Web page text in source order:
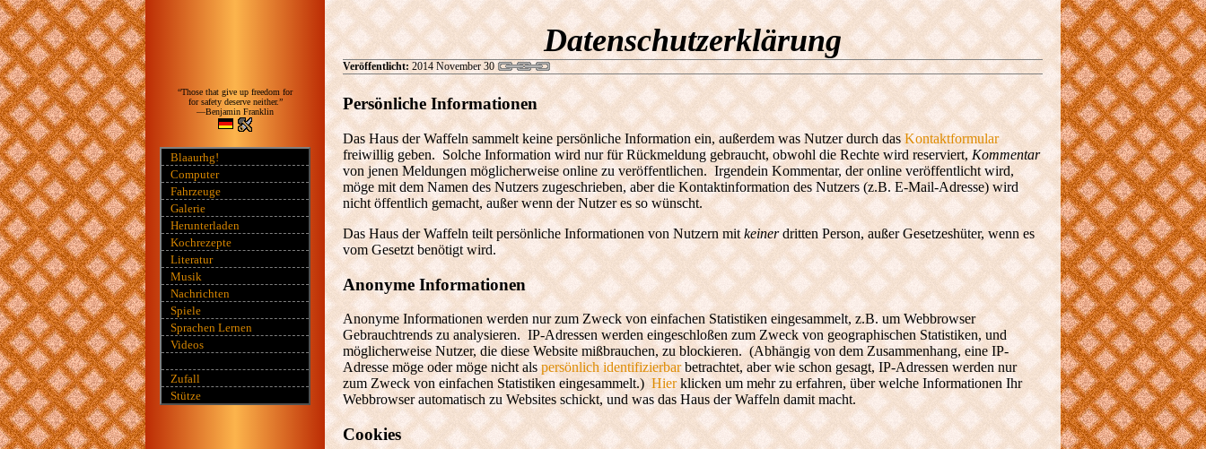
“Those that give up freedom for
for safety deserve neither.”
—Benjamin Franklin
Blaaurhg!
Computer
Fahrzeuge
Galerie
Herunterladen
Kochrezepte
Literatur
Musik
Nachrichten
Spiele
Sprachen Lernen
Videos
Zufall
Stütze
Datenschutzerklärung
Veröffentlicht: 2014 November 30
Persönliche Informationen
Das Haus der Waffeln sammelt keine persönliche Information ein, außerdem was Nutzer durch das Kontaktformular
freiwillig geben. Solche Information wird nur für Rückmeldung gebraucht, obwohl die Rechte wird reserviert, Kommentar
von jenen Meldungen möglicherweise online zu veröffentlichen. Irgendein Kommentar, der online veröffentlicht wird,
möge mit dem Namen des Nutzers zugeschrieben, aber die Kontaktinformation des Nutzers (z.B. E-Mail-Adresse) wird
nicht öffentlich gemacht, außer wenn der Nutzer es so wünscht.
Das Haus der Waffeln teilt persönliche Informationen von Nutzern mit keinerdritten Person, außer Gesetzeshüter, wenn es
vom Gesetzt benötigt wird.
Anonyme Informationen
Anonyme Informationen werden nur zum Zweck von einfachen Statistiken eingesammelt, z.B. um Webbrowser
Gebrauchtrends zu analysieren. IP-Adressen werden eingeschloßen zum Zweck von geographischen Statistiken, und
möglicherweise Nutzer, die diese Website mißbrauchen, zu blockieren. (Abhängig von dem Zusammenhang, eine IP-
Adresse möge oder möge nicht alspersönlich identifizierbarbetrachtet, aber wie schon gesagt, IP-Adressen werden nur
zum Zweck von einfachen Statistiken eingesammelt.) Hierklicken um mehr zu erfahren, über welche Informationen Ihr
Webbrowser automatisch zu Websites schickt, und was das Haus der Waffeln damit macht.
Cookies